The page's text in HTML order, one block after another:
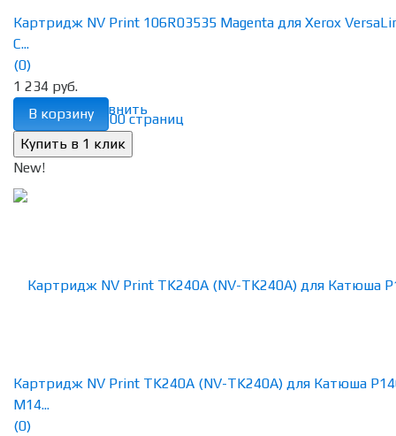
избранное сравнить
Картридж NV Print 106R03535 Magenta для Xerox
C...
(0)
1 234 руб.
В корзину
New!
Картридж NV Print TK240A (NV-TK240A) для Катюша
M14...
(0)